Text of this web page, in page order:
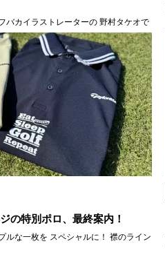
バカイラストレーターの 野村タケオで
すね！ これだけ暑いと 全身汗まみれに
もべちょべちょっすよ。 そんな時には
るもの。 ってことで、 今回は
の特別ポロ、最終案内！
枚を スペシャルに！ 襟のライン